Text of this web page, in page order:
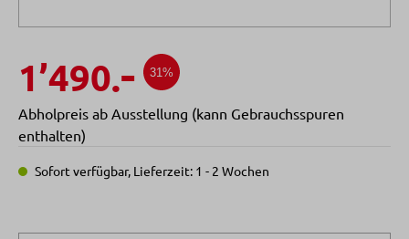
1’490.- 31%
Abholpreis ab Ausstellung (kann Gebrauchsspuren
enthalten)
Sofort verfügbar, Lieferzeit: 1 - 2 Wochen